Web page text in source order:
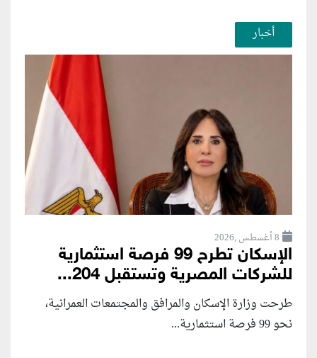
أخبار
8 أغسطس ,2026
الإسكان تطرح 99 فرصة استثمارية
للشركات المصرية وتستقبل 204...
طرحت وزارة الإسكان والمرافق والمجتمعات العمرانية،
نحو 99 فرصة استثمارية...